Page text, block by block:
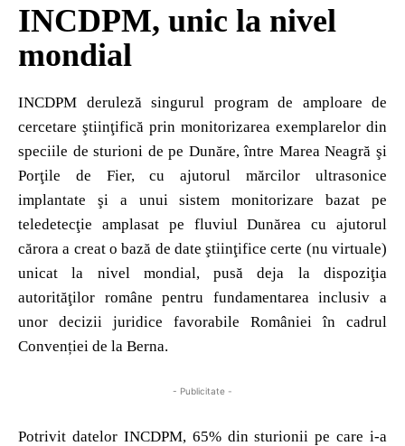
INCDPM, unic la nivel
mondial
INCDPM deruleză singurul program de amploare de
cercetare ştiinţifică prin monitorizarea exemplarelor din
speciile de sturioni de pe Dunăre, între Marea Neagră şi
Porţile de Fier, cu ajutorul mărcilor ultrasonice
implantate şi a unui sistem monitorizare bazat pe
teledetecţie amplasat pe fluviul Dunărea cu ajutorul
cărora a creat o bază de date ştiinţifice certe (nu virtuale)
unicat la nivel mondial, pusă deja la dispoziţia
autorităţilor române pentru fundamentarea inclusiv a
unor decizii juridice favorabile României în cadrul
Convenției de la Berna.
- Publicitate -
Potrivit datelor INCDPM, 65% din sturionii pe care i-a